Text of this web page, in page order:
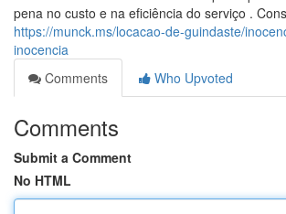
pena no custo e na eficiência do serviço .
https://munck.ms/locacao-de-guindaste/
inocencia
Comments
Who Upvoted
Comments
Submit a Comment
No HTML